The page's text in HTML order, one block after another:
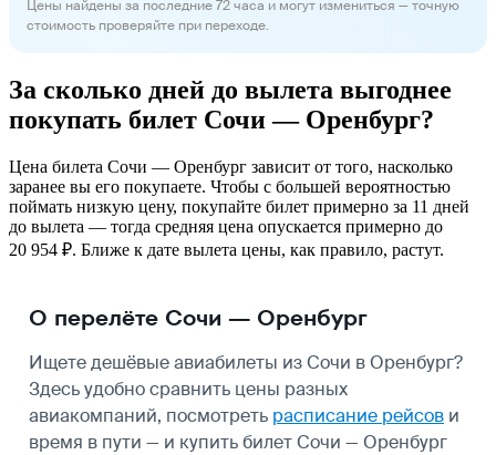
Цены найдены за последние 72 часа и могут измениться — точную
стоимость проверяйте при переходе.
За сколько дней до вылета выгоднее
покупать билет Сочи — Оренбург?
Цена билета Сочи — Оренбург зависит от того, насколько
заранее вы его покупаете. Чтобы с большей вероятностью
поймать низкую цену, покупайте билет примерно за 11 дней
до вылета — тогда средняя цена опускается примерно до
20 954 ₽. Ближе к дате вылета цены, как правило, растут.
О перелёте Сочи — Оренбург
Ищете дешёвые авиабилеты из Сочи в Оренбург?
Здесь удобно сравнить цены разных
авиакомпаний, посмотреть расписание рейсов и
время в пути — и купить билет Сочи — Оренбург